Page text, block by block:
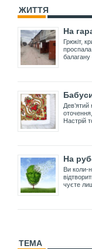
ЖИТТЯ
На
Грюкіт,
проспала
балагану
Настрій
На
Ви коли-
чуєте
ТЕМА